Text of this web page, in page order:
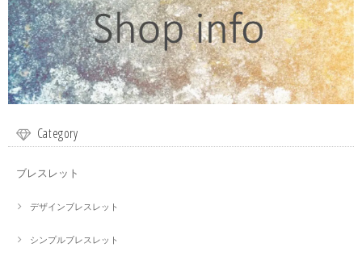
Category
ブレスレット
デザインブレスレット
シンプルブレスレット